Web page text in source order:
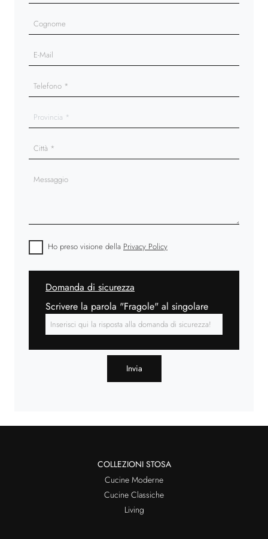
Ho preso visione della Privacy Policy
Domanda di sicurezza
Scrivere la parola "Fragole" al singolare
Invia
COLLEZIONI STOSA
Cucine Moderne
Cucine Classiche
Living